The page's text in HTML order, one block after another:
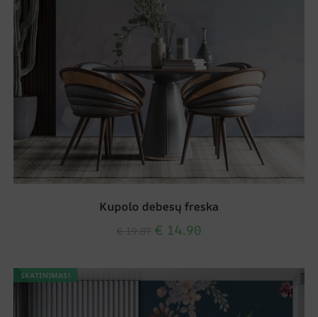
Kupolo debesų freska
€ 14.90
SKATINIMAS!